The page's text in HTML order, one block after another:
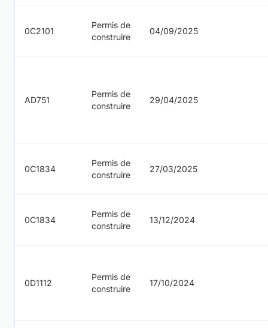
0C2101
Permis de
construire
04/09/2025
AD751
Permis de
construire
29/04/2025
0C1834
Permis de
construire
27/03/2025
0C1834
Permis de
construire
13/12/2024
0D1112
Permis de
construire
17/10/2024